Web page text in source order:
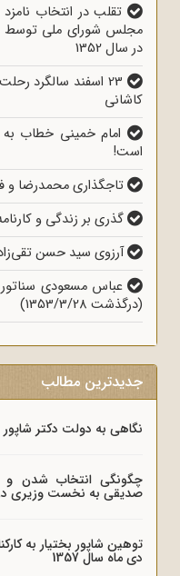
تقلب در انتخاب
مجلس شورای ملی توسط
در سال 1352
23 اسفند سالگرد
کاشانی
امام خمینی خطاب
است!
تاجگذاری محمدرضا و فرح
گذری بر زندگی و
آرزوی سید حسن
عباس مسعودی
(درگذشت 1353/3/28)
جدیدترین مطالب
نگاهی به دولت دکتر شاپور
چگونگی انتخاب شدن و
صدیقی به نخست وزیری در
توهین شاپور بختیار به
دی ماه سال 1357